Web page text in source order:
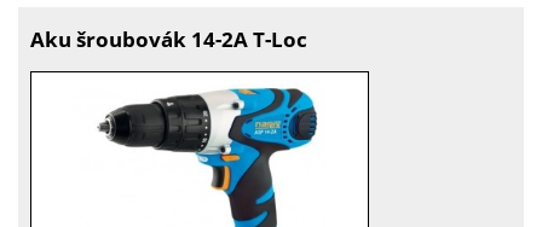
Aku šroubovák 14-2A T-Loc